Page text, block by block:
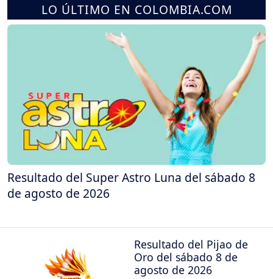
LO ÚLTIMO EN COLOMBIA.COM
Resultado del Super Astro Luna del sábado 8
de agosto de 2026
Resultado del Pijao de
Oro del sábado 8 de
agosto de 2026